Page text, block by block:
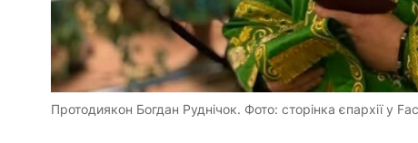
Протодиякон Богдан Руднічок. Фото: сторінка єпархії у